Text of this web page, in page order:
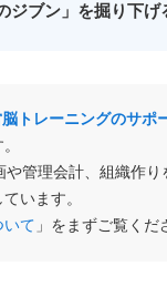
ジブン」を掘り下げ
トレーニングのサポ
管理会計、組織作
います。
いて 」をまずご覧くだ